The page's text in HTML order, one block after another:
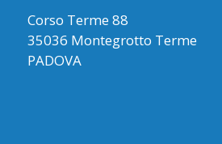
Corso Terme 88
35036 Montegrotto Terme
PADOVA